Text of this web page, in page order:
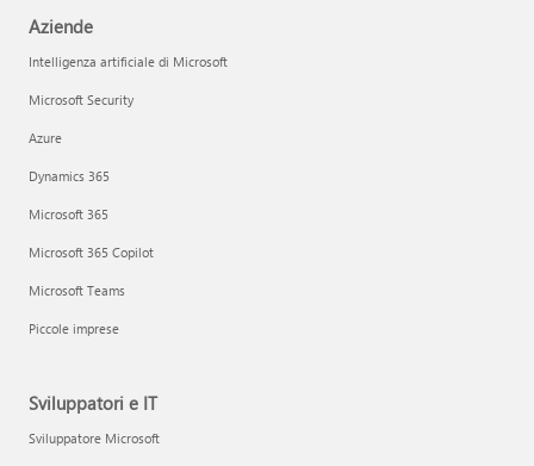
Aziende
Intelligenza artificiale di Microsoft
Microsoft Security
Azure
Dynamics 365
Microsoft 365
Microsoft 365 Copilot
Microsoft Teams
Piccole imprese
Sviluppatori e IT
Sviluppatore Microsoft